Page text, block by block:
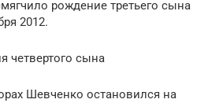
рождение третьего сына
2012.
четвертого сына
Шевченко остановился на